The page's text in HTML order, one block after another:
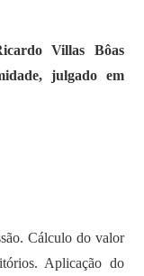
Villas Bôas
julgado em
Cálculo do valor
Aplicação do